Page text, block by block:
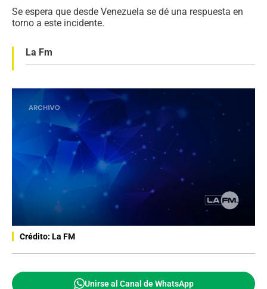
Se espera que desde Venezuela se dé una respuesta en
torno a este incidente.
La Fm
Crédito: La FM
Unirse al Canal de WhatsApp